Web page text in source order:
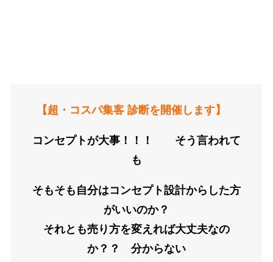
【超・コスパ集客 診断を開催します】
コンセプトが大事！！！ そう言われて
も
そもそも自分はコンセプト設計からした方
がいいのか？
それとも売り方を変えれば大丈夫なの
か？？ 分からない